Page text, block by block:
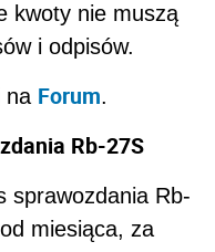
kwoty nie muszą
i odpisów.
na Forum.
Rb-27S
sprawozdania Rb-
miesiąca, za